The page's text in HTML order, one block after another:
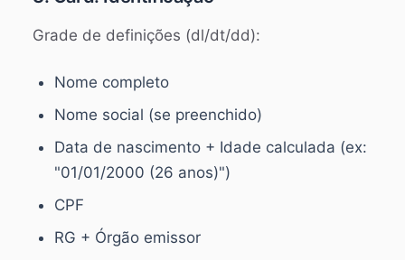
Grade de definições (dl/dt/dd):
Nome completo
Nome social (se preenchido)
Data de nascimento + Idade calculada (ex:
"01/01/2000 (26 anos)")
CPF
RG + Órgão emissor